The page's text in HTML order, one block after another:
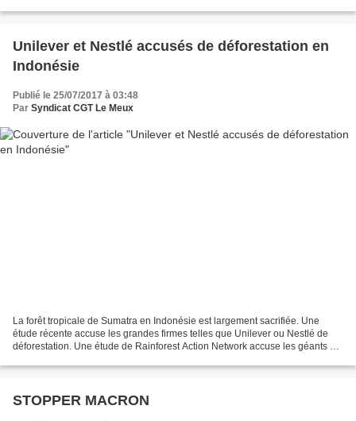
Unilever et Nestlé accusés de déforestation en
Indonésie
Publié le 25/07/2017 à 03:48
Par Syndicat CGT Le Meux
La forêt tropicale de Sumatra en Indonésie est largement sacrifiée. Une
étude récente accuse les grandes firmes telles que Unilever ou Nestlé de
déforestation. Une étude de Rainforest Action Network accuse les géants de
STOPPER MACRON